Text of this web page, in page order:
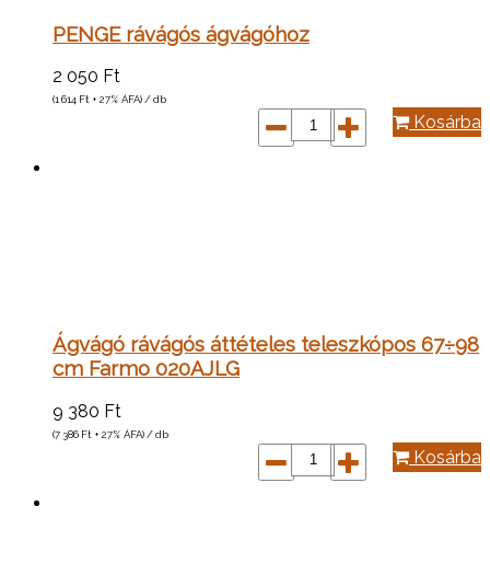
PENGE rávágós ágvágóhoz
2 050 Ft
(1 614 Ft + 27% ÁFA) / db
Kosárba
Ágvágó rávágós áttételes teleszkópos 67÷98
cm Farmo 020AJLG
9 380 Ft
(7 386 Ft + 27% ÁFA) / db
Kosárba